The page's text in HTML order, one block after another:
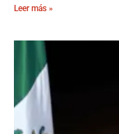
Leer más »